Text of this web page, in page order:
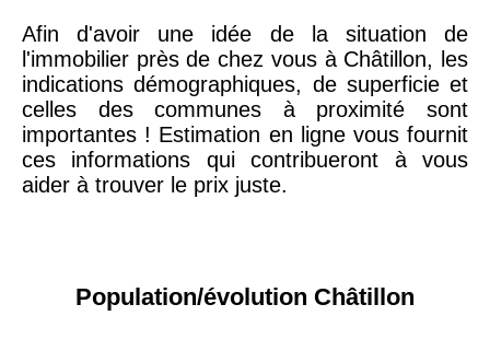
Afin d'avoir une idée de la situation de
l'immobilier près de chez vous à Châtillon, les
indications démographiques, de superficie et
celles des communes à proximité sont
importantes ! Estimation en ligne vous fournit
ces informations qui contribueront à vous
aider à trouver le prix juste.
Population/évolution Châtillon